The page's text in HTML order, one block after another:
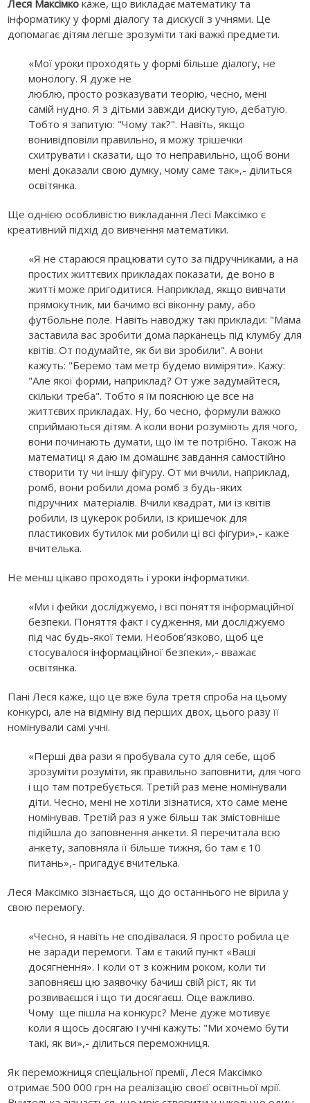
Леся Максімко каже, що викладає математику та
інформатику у формі діалогу та дискусії з учнями. Це
допомагає дітям легше зрозуміти такі важкі предмети.
«Мої уроки проходять у формі більше діалогу, не
монологу. Я дуже не
люблю, просто розказувати теорію, чесно, мені
самій нудно. Я з дітьми завжди дискутую, дебатую.
Тобто я запитую: "Чому так?". Навіть, якщо
вонивідповіли правильно, я можу трішечки
схитрувати і сказати, що то неправильно, щоб вони
мені доказали свою думку, чому саме так»,- ділиться
освітянка.
Ще однією особливістю викладання Лесі Максімко є
креативний підхід до вивчення математики.
«Я не стараюся працювати суто за підручниками, а на
простих життєвих прикладах показати, де воно в
житті може пригодитися. Наприклад, якщо вивчати
прямокутник, ми бачимо всі віконну раму, або
футбольне поле. Навіть наводжу такі приклади: "Мама
заставила вас зробити дома парканець під клумбу для
квітів. От подумайте, як би ви зробили". А вони
кажуть: "Беремо там метр будемо виміряти». Кажу:
"Але якої форми, наприклад? От уже задумайтеся,
скільки треба". Тобто я їм пояснюю це все на
життєвих прикладах. Ну, бо чесно, формули важко
сприймаються дітям. А коли вони розуміють для чого,
вони починають думати, що їм те потрібно. Також на
математиці я даю їм домашнє завдання самостійно
створити ту чи іншу фігуру. От ми вчили, наприклад,
ромб, вони робили дома ромб з будь-яких
підручних матеріалів. Вчили квадрат, ми із квітів
робили, із цукерок робили, із кришечок для
пластикових бутилок ми робили ці всі фігури»,- каже
вчителька.
Не менш цікаво проходять і уроки інформатики.
«Ми і фейки досліджуємо, і всі поняття інформаційної
безпеки. Поняття факт і судження, ми досліджуємо
під час будь-якої теми. Необовʼязково, щоб це
стосувалося інформаційної безпеки»,- вважає
освітянка.
Пані Леся каже, що це вже була третя спроба на цьому
конкурсі, але на відміну від перших двох, цього разу її
номінували самі учні.
«Перші два рази я пробувала суто для себе, щоб
зрозуміти розуміти, як правильно заповнити, для чого
і що там потребується. Третій раз мене номінували
діти. Чесно, мені не хотіли зізнатися, хто саме мене
номінував. Третій раз я уже більш так змістовніше
підійшла до заповнення анкети. Я перечитала всю
анкету, заповняла її більше тижня, бо там є 10
питань»,- пригадує вчителька.
Леся Максімко зізнається, що до останнього не вірила у
свою перемогу.
«Чесно, я навіть не сподівалася. Я просто робила це
не заради перемоги. Там є такий пункт «Ваші
досягнення». І коли от з кожним роком, коли ти
заповняєш цю заявочку бачиш свій ріст, як ти
розвиваєшся і що ти досягаєш. Оце важливо.
Чому ще пішла на конкурс? Мене дуже мотивує
коли я щось досягаю і учні кажуть: "Ми хочемо бути
такі, як ви»,- ділиться переможниця.
Як переможниця спеціальної премії, Леся Максімко
отримає 500 000 грн на реалізацію своєї освітньої мрії.